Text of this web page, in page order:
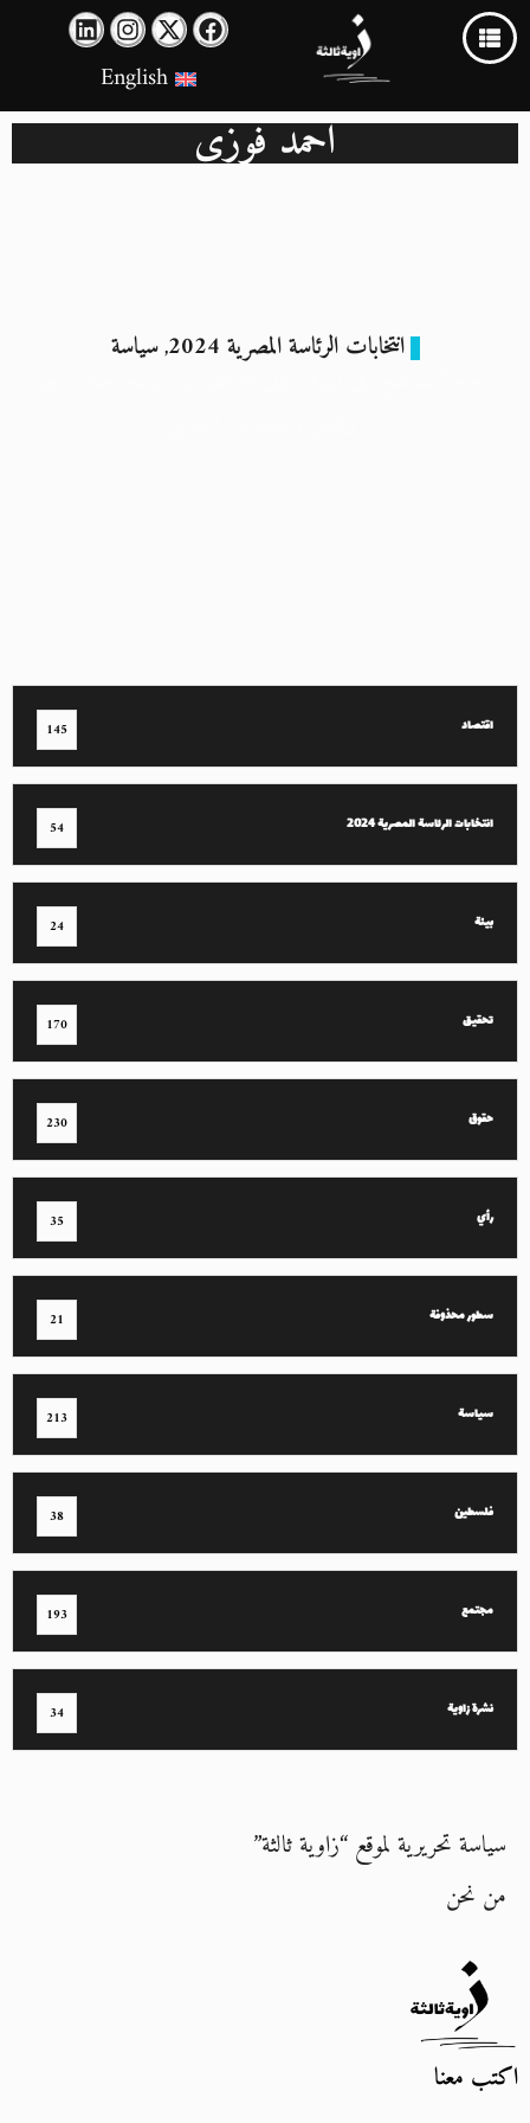
English
أحمد فوزي
انتخابات الرئاسة المصرية 2024 ,سياسة
اقتصاد 145
انتخابات الرئاسة المصرية 2024 54
بيئة 24
تحقيق 170
حقوق 230
رأي 35
سطور محذوفة 21
سياسة 213
فلسطين 38
مجتمع 193
نشرة زاوية 34
سياسة تحريرية لموقع “زاوية ثالثة”
من نحن
اكتب معنا